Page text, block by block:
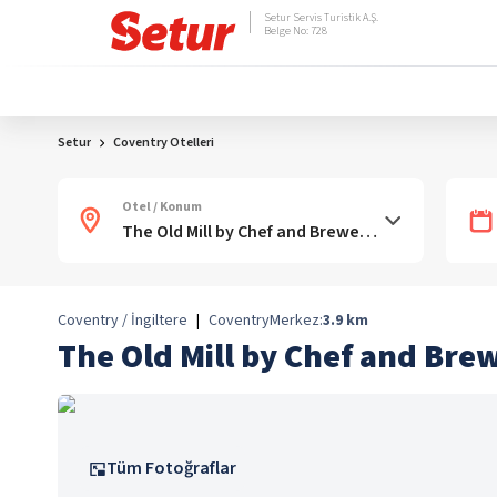
Setur Servis Turistik A.Ş.
Belge No: 728
Setur Coventry Otelleri
Otel / Konum
Coventry / İngiltere | CoventryMerkez:3.9 km
The Old Mill by Chef and
Tüm Fotoğraflar